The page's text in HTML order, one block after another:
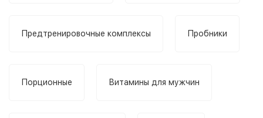
Предтренировочные комплексы Пробники
Порционные Витамины для мужчин